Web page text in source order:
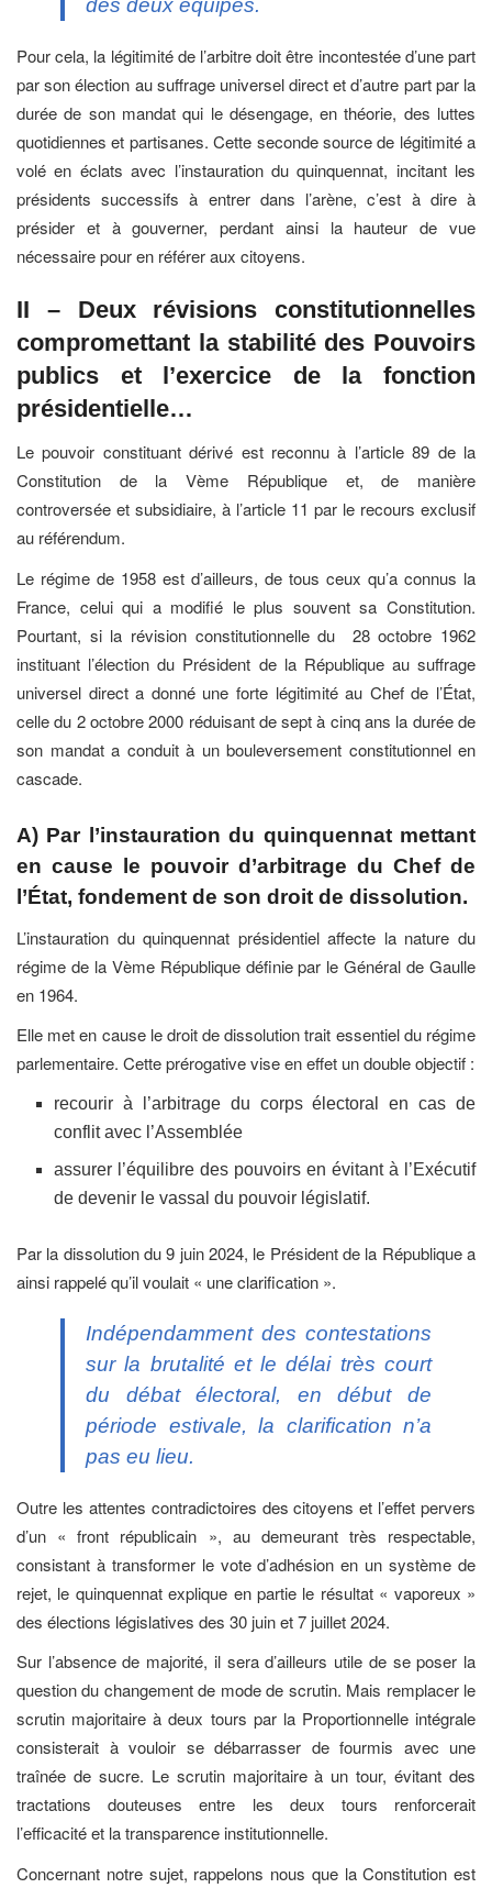
des deux équipes.
Pour cela, la légitimité de l’arbitre doit être incontestée d’une part
par son élection au suffrage universel direct et d’autre part par la
durée de son mandat qui le désengage, en théorie, des luttes
quotidiennes et partisanes. Cette seconde source de légitimité a
volé en éclats avec l’instauration du quinquennat, incitant les
présidents successifs à entrer dans l’arène, c’est à dire à
présider et à gouverner, perdant ainsi la hauteur de vue
nécessaire pour en référer aux citoyens.
II – Deux révisions constitutionnelles
compromettant la stabilité des Pouvoirs
publics et l’exercice de la fonction
présidentielle…
Le pouvoir constituant dérivé est reconnu à l’article 89 de la
Constitution de la Vème République et, de manière
controversée et subsidiaire, à l’article 11 par le recours exclusif
au référendum.
Le régime de 1958 est d’ailleurs, de tous ceux qu’a connus la
France, celui qui a modifié le plus souvent sa Constitution.
Pourtant, si la révision constitutionnelle du 28 octobre 1962
instituant l’élection du Président de la République au suffrage
universel direct a donné une forte légitimité au Chef de l’État,
celle du 2 octobre 2000 réduisant de sept à cinq ans la durée de
son mandat a conduit à un bouleversement constitutionnel en
cascade.
A) Par l’instauration du quinquennat mettant
en cause le pouvoir d’arbitrage du Chef de
l’État, fondement de son droit de dissolution.
L’instauration du quinquennat présidentiel affecte la nature du
régime de la Vème République définie par le Général de Gaulle
en 1964.
Elle met en cause le droit de dissolution trait essentiel du régime
parlementaire. Cette prérogative vise en effet un double objectif :
recourir à l’arbitrage du corps électoral en cas de
conflit avec l’Assemblée
assurer l’équilibre des pouvoirs en évitant à l’Exécutif
de devenir le vassal du pouvoir législatif.
Par la dissolution du 9 juin 2024, le Président de la République a
ainsi rappelé qu’il voulait « une clarification ».
Indépendamment des contestations
sur la brutalité et le délai très court
du débat électoral, en début de
période estivale, la clarification n’a
pas eu lieu.
Outre les attentes contradictoires des citoyens et l’effet pervers
d’un « front républicain », au demeurant très respectable,
consistant à transformer le vote d’adhésion en un système de
rejet, le quinquennat explique en partie le résultat « vaporeux »
des élections législatives des 30 juin et 7 juillet 2024.
Sur l’absence de majorité, il sera d’ailleurs utile de se poser la
question du changement de mode de scrutin. Mais remplacer le
scrutin majoritaire à deux tours par la Proportionnelle intégrale
consisterait à vouloir se débarrasser de fourmis avec une
traînée de sucre. Le scrutin majoritaire à un tour, évitant des
tractations douteuses entre les deux tours renforcerait
l’efficacité et la transparence institutionnelle.
Concernant notre sujet, rappelons nous que la Constitution est